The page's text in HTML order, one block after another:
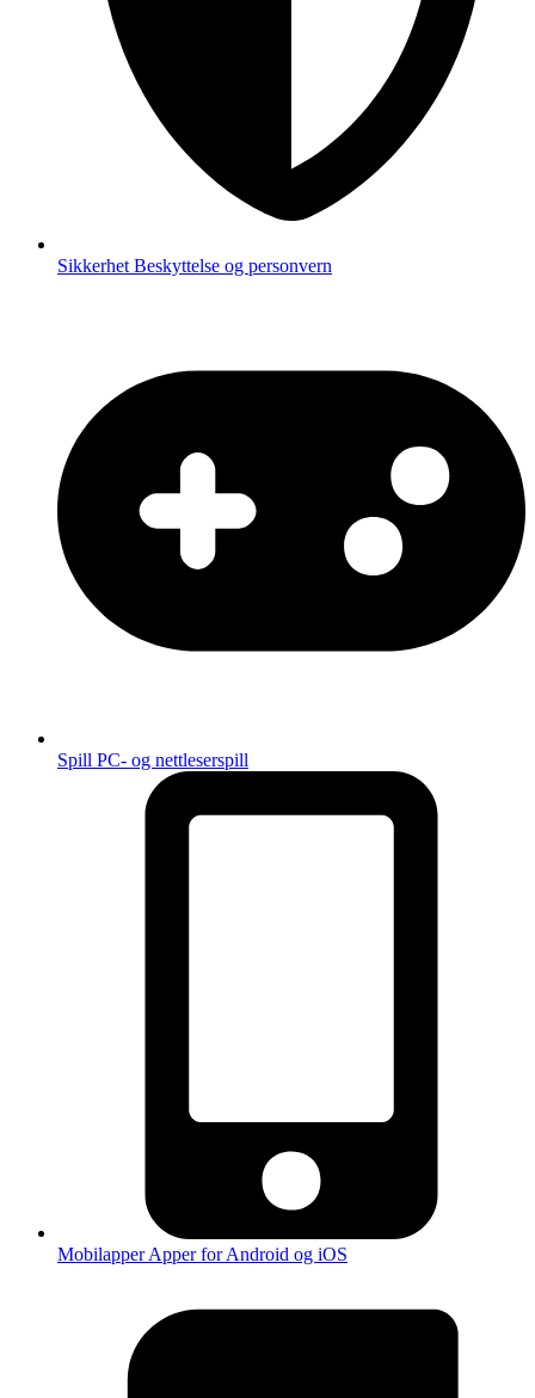
Sikkerhet Beskyttelse og personvern
Spill PC- og nettleserspill
MobilapperApper for Android og iOS